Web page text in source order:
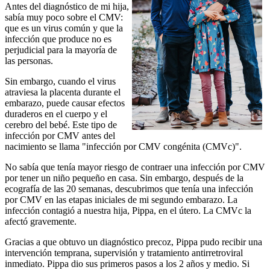
Antes del diagnóstico de mi hija,
sabía muy poco sobre el CMV:
que es un virus común y que la
infección que produce no es
perjudicial para la mayoría de
las personas.
Sin embargo, cuando el virus
atraviesa la placenta durante el
embarazo, puede causar efectos
duraderos en el cuerpo y el
cerebro del bebé. Este tipo de
infección por CMV antes del
nacimiento se llama "infección por CMV congénita (CMVc)".
No sabía que tenía mayor riesgo de contraer una infección por CMV
por tener un niño pequeño en casa. Sin embargo, después de la
ecografía de las 20 semanas, descubrimos que tenía una infección
por CMV en las etapas iniciales de mi segundo embarazo. La
infección contagió a nuestra hija, Pippa, en el útero. La CMVc la
afectó gravemente.
Gracias a que obtuvo un diagnóstico precoz, Pippa pudo recibir una
intervención temprana, supervisión y tratamiento antirretroviral
inmediato. Pippa dio sus primeros pasos a los 2 años y medio. Si